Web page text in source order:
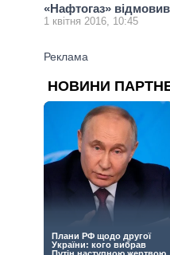
«Нафтогаз»
1 квітня 2016, 10:45